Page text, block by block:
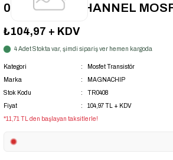
0.58OHM N-CHANNEL
₺104,97 + KDV
4 Adet Stokta var, şimdi sipariş ver hemen kargoda
Kategori
Mosfet Transistör
Marka
MAGNACHIP
Stok Kodu
TR0408
Fiyat
104,97 TL + KDV
*11,71 TL den başlayan taksitlerle!